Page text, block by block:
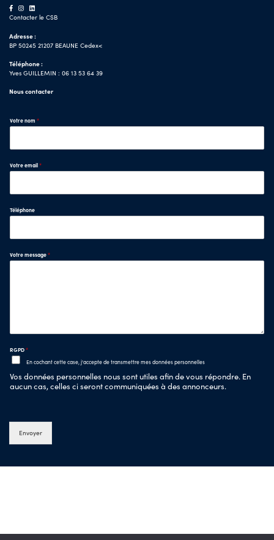
Contacter le CSB
Adresse :
BP 50245 21207 BEAUNE Cedex<
Téléphone :
Yves GUILLEMIN : 06 13 53 64 39
Nous contacter
Votre nom *
Votre email*
Téléphone
Votre message*
RGPD*
En cochant cette case, j'accepte de transmettre mes données personnelles
Vos données personnelles nous sont utiles afin de vous répondre. En
aucun cas, celles ci seront communiquées à des annonceurs.
Envoyer